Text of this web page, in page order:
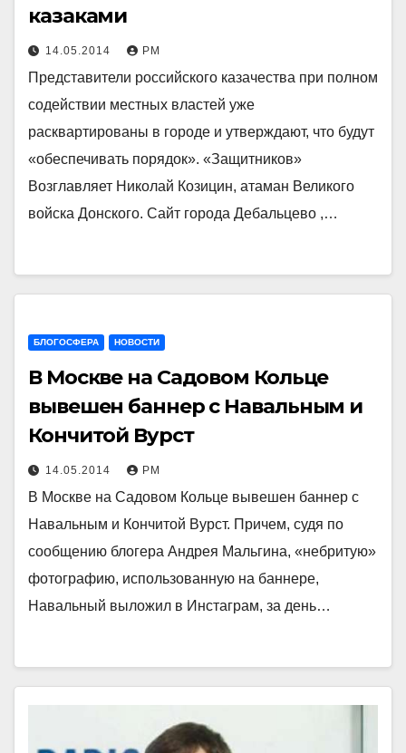
казаками
14.05.2014 РМ
Представители российского казачества при полном
содействии местных властей уже
расквартированы в городе и утверждают, что будут
«обеспечивать порядок». «Защитников»
Возглавляет Николай Козицин, атаман Великого
войска Донского. Сайт города Дебальцево ,…
БЛОГОСФЕРА НОВОСТИ
В Москве на Садовом Кольце
вывешен баннер с Навальным и
Кончитой Вурст
14.05.2014 РМ
В Москве на Садовом Кольце вывешен баннер с
Навальным и Кончитой Вурст. Причем, судя по
сообщению блогера Андрея Мальгина, «небритую»
фотографию, использованную на баннере,
Навальный выложил в Инстаграм, за день…